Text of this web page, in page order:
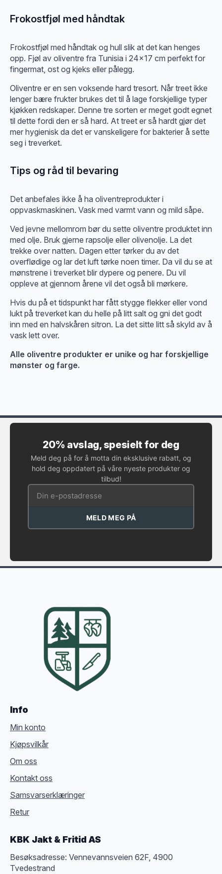
Frokostfjøl med håndtak
Frokostfjøl med håndtak og hull slik at det kan henges
opp. Fjøl av oliventre fra Tunisia i 24×17 cm perfekt for
fingermat, ost og kjeks eller pålegg.
Oliventre er en sen voksende hard tresort. Når treet ikke
lenger bære frukter brukes det til å lage forskjellige typer
kjøkken redskaper. Denne tre sorten er meget godt egnet
til dette fordi den er så hard. At treet er så hardt gjør det
mer hygienisk da det er vanskeligere for bakterier å sette
seg i treverket.
Tips og råd til bevaring
Det anbefales ikke å ha oliventreprodukter i
oppvaskmaskinen. Vask med varmt vann og mild såpe.
Ved jevne mellomrom bør du sette oliventre produktet inn
med olje. Bruk gjerne rapsolje eller olivenolje. La det
trekke over natten. Dagen etter tørker du av det
overflødige og lar det luft tørke noen timer. Da vil du se at
mønstrene i treverket blir dypere og penere. Du vil
oppleve at gjennom årene vil det også bli mørkere.
Hvis du på et tidspunkt har fått stygge flekker eller vond
lukt på treverket kan du helle på litt salt og gni det godt
inn med en halvskåren sitron. La det sitte litt så skyld av å
vask lett over.
Alle oliventre produkter er unike og har forskjellige
mønster og farge.
20% avslag, spesielt for deg
Meld deg på for å motta din eksklusive rabatt, og
hold deg oppdatert på våre nyeste produkter og
tilbud!
MELD MEG PÅ
Info
Min konto
Kjøpsvilkår
Om oss
Kontakt oss
Samsvarserklæringer
Retur
KBK Jakt & Fritid AS
Besøksadresse: Vennevannsveien 62F, 4900
Tvedestrand